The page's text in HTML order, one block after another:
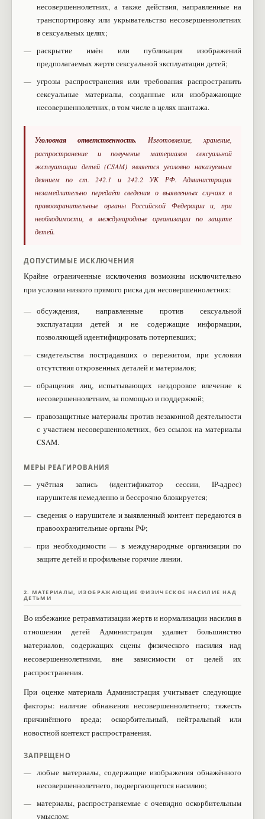
несовершеннолетних, а также действия, направленные на
транспортировку или укрывательство несовершеннолетних
в сексуальных целях;
раскрытие имён или публикация изображений
предполагаемых жертв сексуальной эксплуатации детей;
угрозы распространения или требования распространить
сексуальные материалы, созданные или изображающие
несовершеннолетних, в том числе в целях шантажа.
Уголовная ответственность. Изготовление, хранение,
распространение и получение материалов сексуальной
эксплуатации детей (CSAM) является уголовно наказуемым
деянием по ст. 242.1 и 242.2 УК РФ. Администрация
незамедлительно передаёт сведения о выявленных случаях в
правоохранительные органы Российской Федерации и, при
необходимости, в международные организации по защите
детей.
ДОПУСТИМЫЕ ИСКЛЮЧЕНИЯ
Крайне ограниченные исключения возможны исключительно
при условии низкого прямого риска для несовершеннолетних:
обсуждения, направленные против сексуальной
эксплуатации детей и не содержащие информации,
позволяющей идентифицировать потерпевших;
свидетельства пострадавших о пережитом, при условии
отсутствия откровенных деталей и материалов;
обращения лиц, испытывающих нездоровое влечение к
несовершеннолетним, за помощью и поддержкой;
правозащитные материалы против незаконной деятельности
с участием несовершеннолетних, без ссылок на материалы
CSAM.
МЕРЫ РЕАГИРОВАНИЯ
учётная запись (идентификатор сессии, IP-адрес)
нарушителя немедленно и бессрочно блокируется;
сведения о нарушителе и выявленный контент передаются в
правоохранительные органы РФ;
при необходимости — в международные организации по
защите детей и профильные горячие линии.
2. МАТЕРИАЛЫ, ИЗОБРАЖАЮЩИЕ ФИЗИЧЕСКОЕ НАСИЛИЕ НАД
ДЕТЬМИ
Во избежание ретравматизации жертв и нормализации насилия в
отношении детей Администрация удаляет большинство
материалов, содержащих сцены физического насилия над
несовершеннолетними, вне зависимости от целей их
распространения.
При оценке материала Администрация учитывает следующие
факторы: наличие обнажения несовершеннолетнего; тяжесть
причинённого вреда; оскорбительный, нейтральный или
новостной контекст распространения.
ЗАПРЕЩЕНО
любые материалы, содержащие изображения обнажённого
несовершеннолетнего, подвергающегося насилию;
материалы, распространяемые с очевидно оскорбительным
умыслом;